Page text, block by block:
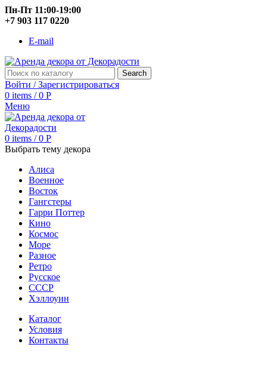
Пн-Пт 11:00-19:00
+7 903 117 0220
E-mail
Search
Войти / Зарегистрироваться
0 items / 0 Р
Меню
0 items / 0 Р
Выбрать тему декора
Алиса
Военное
Восток
Гангстеры
Гарри Поттер
Кино
Космос
Море
Разное
Ретро
Русское
СССР
Хэллоуин
Каталог
Условия
Контакты